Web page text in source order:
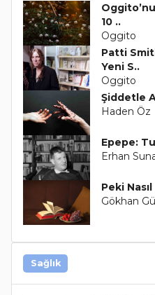
10 ..
Oggito
Patti
Yeni S..
Oggito
Şiddetle
Haden Öz
Epepe:
Erhan
Peki
Gökhan
Sağlık